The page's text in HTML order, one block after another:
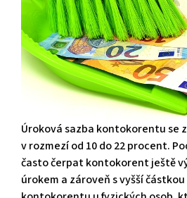
Úroková sazba kontokorentu se
v rozmezí od 10 do 22 procent.
často čerpat kontokorent ještě
úrokem a zároveň s vyšší